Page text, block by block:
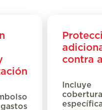
gastos
contra
Incluye
cobertura